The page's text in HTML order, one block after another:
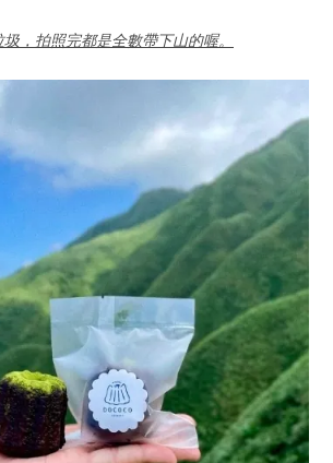
，拍照完都是全數帶下山的喔。